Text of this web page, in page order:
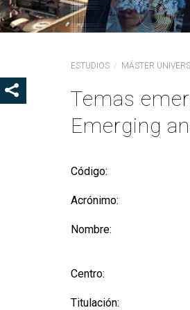
ESTUDIOS MÁSTER
Temas
Emerging
Código:
Acrónimo:
Nombre:
Centro:
Titulación:
SHOW SHARE BUTTONS